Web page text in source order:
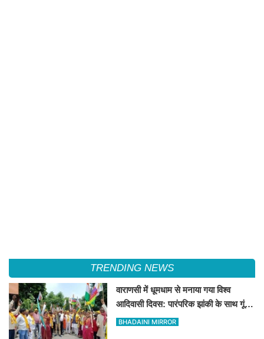
TRENDING NEWS
वाराणसी में धूमधाम से मनाया गया विश्व
आदिवासी दिवस: पारंपरिक झांकी के साथ गूंजे
संविधान और अधिकारों के नारे, DM को सौंपा
BHADAINI MIRROR